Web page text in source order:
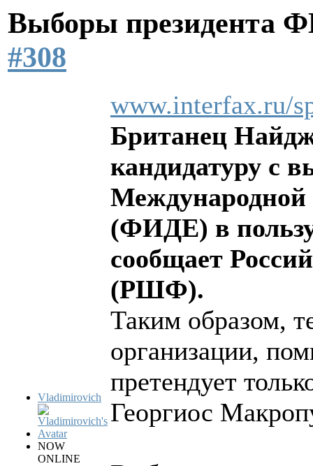
Выборы президента
#308
Vladimirovich
NOW
ONLINE
www.interfax.ru/
Британец
кандидатуру с
(ФИДЕ) в
сообщает
(РШФ).
Таким образом,
организации,
претендует
Георгиос